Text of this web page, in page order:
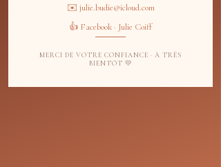
✉️ julie.budie@icloud.com
👍 Facebook · Julie Coiff
MERCI DE VOTRE CONFIANCE · À TRÈS
BIENTÔT 💛